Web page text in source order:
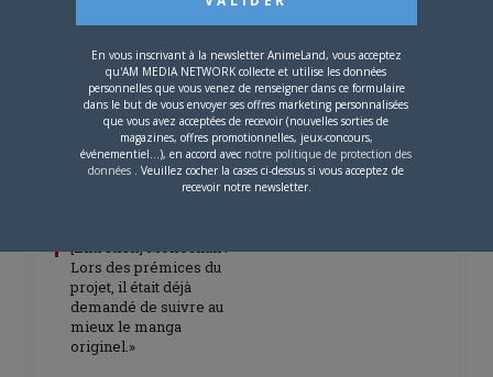
Une nouvelle série TV
Digimon en préparation
pour 2027
[Entretien] Mokochan : «
Lors des prémices du
projet, il était déjà
demandé de suivre au
mieux le manga
originel.»
En vous inscrivant à la newsletter AnimeLand, vous acceptez
qu'AM MEDIA NETWORK collecte et utilise les données
personnelles que vous venez de renseigner dans ce formulaire
dans le but de vous envoyer ses offres marketing personnalisées
que vous avez acceptées de recevoir (nouvelles sorties de
magazines, offres promotionnelles, jeux-concours,
événementiel...), en accord avec notre politique de protection des
données . Veuillez cocher la cases ci-dessus si vous acceptez de
recevoir notre newsletter.